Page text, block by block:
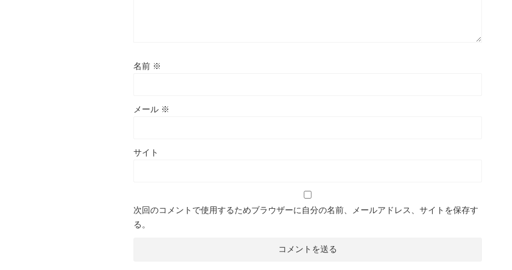
名前 ※
メール ※
サイト
次回のコメントで使用するためブラウザーに自分の名前、メールアドレス、サイトを保存す
る。